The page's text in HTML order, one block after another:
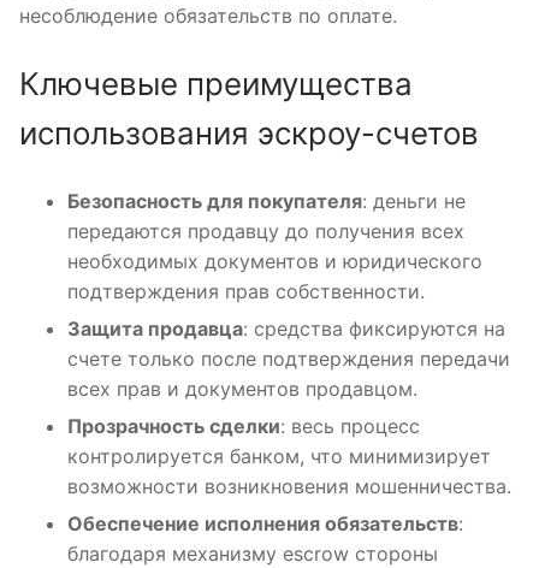
несоблюдение обязательств по оплате.
Ключевые преимущества
использования эскроу-счетов
Безопасность для покупателя: деньги не
передаются продавцу до получения всех
необходимых документов и юридического
подтверждения прав собственности.
Защита продавца: средства фиксируются на
счете только после подтверждения передачи
всех прав и документов продавцом.
Прозрачность сделки: весь процесс
контролируется банком, что минимизирует
возможности возникновения мошенничества.
Обеспечение исполнения обязательств:
благодаря механизму escrow стороны